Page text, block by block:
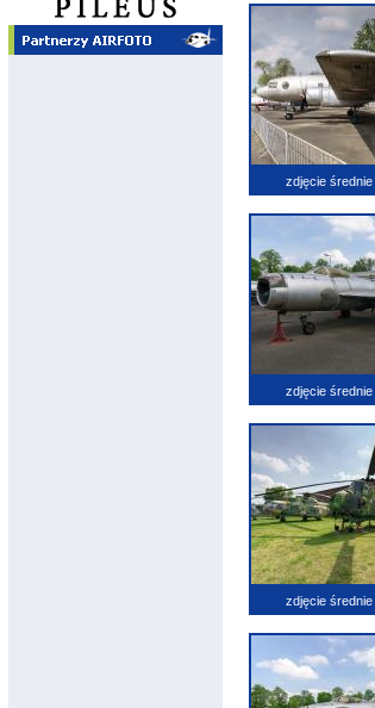
zdjęcie średnie
zdjęcie średnie
zdjęcie średnie